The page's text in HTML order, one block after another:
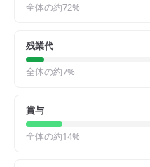
全体の約72%
残業代
全体の約7%
賞与
全体の約14%